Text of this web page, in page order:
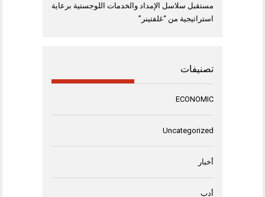
مستقبل سلاسل الإمداد والخدمات اللوجستية برعاية
استراتيجية من “غلفتينر”
تصنيفات
ECONOMIC
Uncategorized
أخبار
أدب